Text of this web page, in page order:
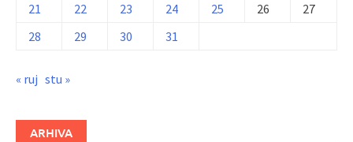
21
22 23 24 25 26
27
28
29 30 31
« ruj stu »
ARHIVA